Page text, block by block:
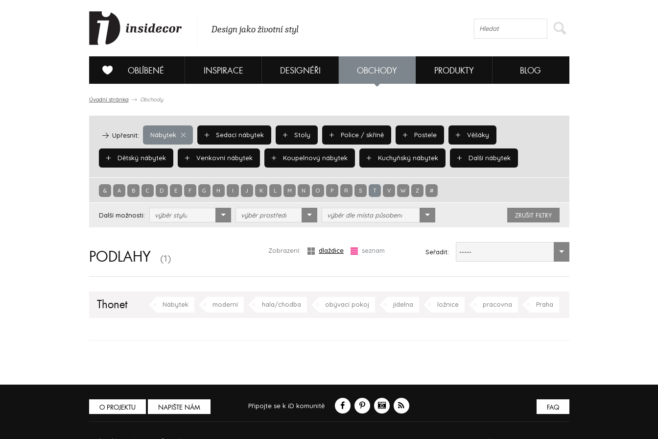
Design jako životní styl
OBLÍBENÉ INSPIRACE DESIGNÉŘI OBCHODY PRODUKTY BLOG
Úvodní stránka Obchody
Nábytek
Upřesnit: Sedací nábytek Stoly Police / skříně Postele Věšáky
Dětský nábytek Venkovní nábytek Koupelnový nábytek Kuchyňský nábytek Další nábytek
& A B C D E F G H I J K L M N O P R S T V W Z #
Další možnosti: výběr stylu výběr prostředí výběr dle místa působení ZRUŠIT FILTRY
PODLAHY (1)
Zobrazení: dlaždice seznam Seřadit: -----
Thonet Nábytek moderní hala/chodba obývací pokoj jídelna ložnice pracovna Praha
O PROJEKTU NAPIŠTE NÁM Připojte se k iD komunitě FAQ